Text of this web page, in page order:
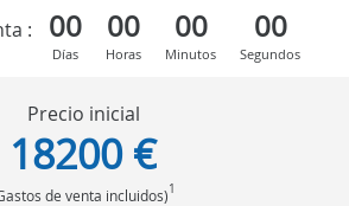
:
00
Días
00
Horas
00
Minutos
00
Segundos
Precio inicial
18200 €
de venta incluidos)1